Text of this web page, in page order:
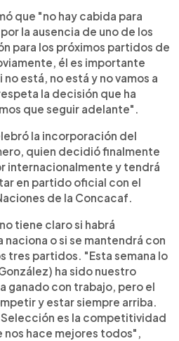
que "no hay cabida para
la ausencia de uno de los
para los próximos partidos de
él es importante
está, no está y no vamos a
la decisión que ha
que seguir adelante".
la incorporación del
quien decidió finalmente
internacionalmente y tendrá
en partido oficial con el
de la Concacaf.
tiene claro si habrá
o si se mantendrá con
tres partidos. "Esta semana lo
ha sido nuestro
ganado con trabajo, pero el
y estar siempre arriba.
Selección es la competitividad
nos hace mejores todos",